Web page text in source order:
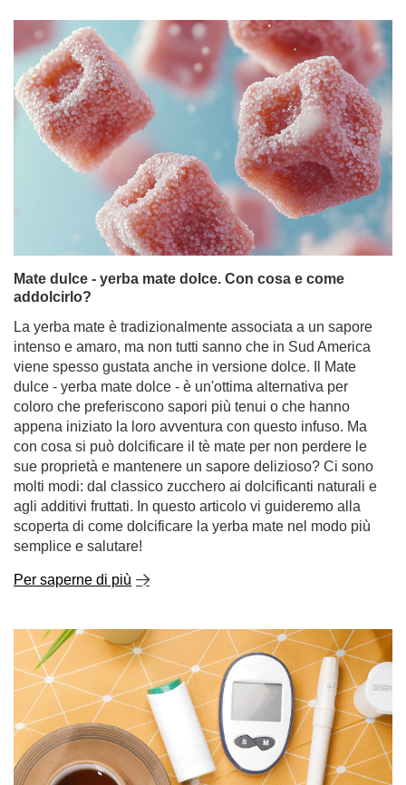
Mate dulce - yerba mate dolce. Con cosa e come
addolcirlo?
La yerba mate è tradizionalmente associata a un sapore
intenso e amaro, ma non tutti sanno che in Sud America
viene spesso gustata anche in versione dolce. Il Mate
dulce - yerba mate dolce - è un'ottima alternativa per
coloro che preferiscono sapori più tenui o che hanno
appena iniziato la loro avventura con questo infuso. Ma
con cosa si può dolcificare il tè mate per non perdere le
sue proprietà e mantenere un sapore delizioso? Ci sono
molti modi: dal classico zucchero ai dolcificanti naturali e
agli additivi fruttati. In questo articolo vi guideremo alla
scoperta di come dolcificare la yerba mate nel modo più
semplice e salutare!
Per saperne di più